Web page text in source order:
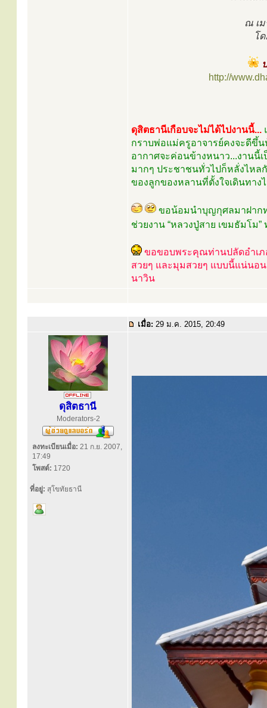
ณ เ
โ
http://
ดุสิตธานีเกือบจะไม่ได้ไปงานนี้...
กราบพ่อแม่ครูอาจารย์คงจะดีขึ้น
อากาศจะค่อนข้างหนาว...งานนี้
มากๆ ประชาชนทั่วไปก็หลั่งไหล
ของลูกของหลานที่ตั้งใจเดินทาง
ขอน้อมนำบุญกุศลมาฝาก
ช่วยงาน “หลวงปู่สาย เขมธัมโม
ขอขอบพระคุณท่านปลัดอำเภ
สวยๆ และมุมสวยๆ แบบนี้แน่นอ
นาวิน
เมื่อ: 29 ม.ค. 2015, 20:49
ดุสิตธานี
Moderators-2
ลงทะเบียนเมื่อ: 21 ก.ย. 2007,
17:49
โพสต์: 1720
ที่อยู่: สุโขทัยธานี